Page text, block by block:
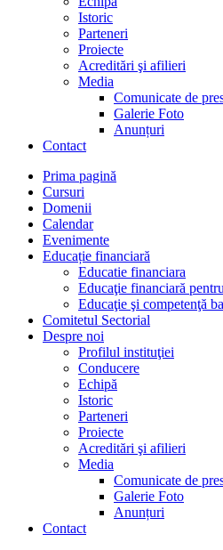
Istoric
Parteneri
Proiecte
Acreditări şi afilieri
Media
Comunicate de
Galerie Foto
Anunțuri
Contact
Prima pagină
Cursuri
Domenii
Calendar
Evenimente
Educație financiară
Educatie financiara
Educaţie financiară
Educaţie şi competenţă
Comitetul Sectorial
Despre noi
Profilul instituţiei
Conducere
Echipă
Istoric
Parteneri
Proiecte
Acreditări şi afilieri
Media
Comunicate de
Galerie Foto
Anunțuri
Contact